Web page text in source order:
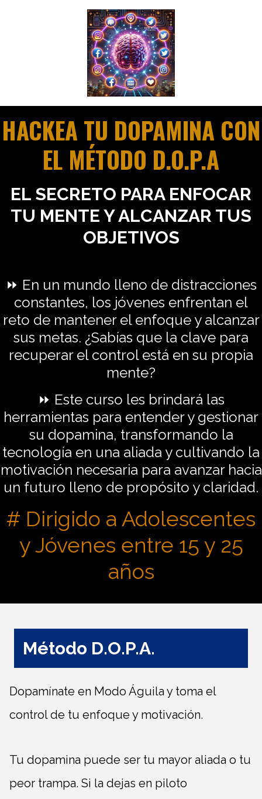
HACKEA TU DOPAMINA CON
EL MÉTODO D.O.P.A
EL SECRETO PARA ENFOCAR
TU MENTE Y ALCANZAR TUS
OBJETIVOS
⏩ En un mundo lleno de distracciones
constantes, los jóvenes enfrentan el
reto de mantener el enfoque y alcanzar
sus metas. ¿Sabías que la clave para
recuperar el control está en su propia
mente?
⏩ Este curso les brindará las
herramientas para entender y gestionar
su dopamina, transformando la
tecnología en una aliada y cultivando la
motivación necesaria para avanzar hacia
un futuro lleno de propósito y claridad.
# Dirigido a Adolescentes
y Jóvenes entre 15 y 25
años
Método D.O.P.A.
Dopamínate en Modo Águila y toma el
control de tu enfoque y motivación.
Tu dopamina puede ser tu mayor aliada o tu
peor trampa. Si la dejas en piloto